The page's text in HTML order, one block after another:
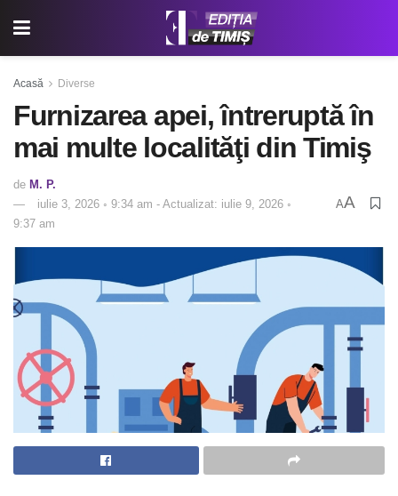
Acasă Diverse
Furnizarea apei, întreruptă în
mai multe localităţi din Timiş
de M. P.
iulie 3, 2026 ◦ 9:34 am - Actualizat: iulie 9, 2026 ◦
9:37 am
AA